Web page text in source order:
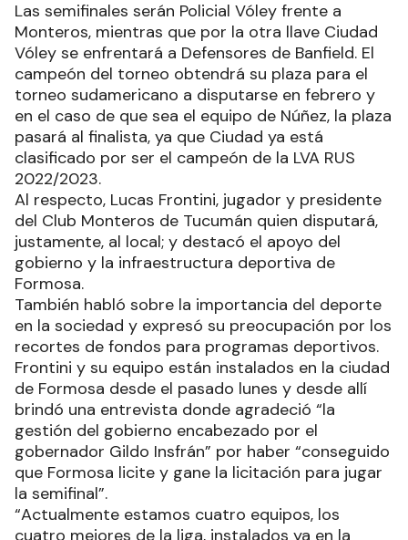
Las semifinales serán Policial Vóley frente a
Monteros, mientras que por la otra llave Ciudad
Vóley se enfrentará a Defensores de Banfield. El
campeón del torneo obtendrá su plaza para el
torneo sudamericano a disputarse en febrero y
en el caso de que sea el equipo de Núñez, la plaza
pasará al finalista, ya que Ciudad ya está
clasificado por ser el campeón de la LVA RUS
2022/2023.
Al respecto, Lucas Frontini, jugador y presidente
del Club Monteros de Tucumán quien disputará,
justamente, al local; y destacó el apoyo del
gobierno y la infraestructura deportiva de
Formosa.
También habló sobre la importancia del deporte
en la sociedad y expresó su preocupación por los
recortes de fondos para programas deportivos.
Frontini y su equipo están instalados en la ciudad
de Formosa desde el pasado lunes y desde allí
brindó una entrevista donde agradeció “la
gestión del gobierno encabezado por el
gobernador Gildo Insfrán” por haber “conseguido
que Formosa licite y gane la licitación para jugar
la semifinal”.
“Actualmente estamos cuatro equipos, los
cuatro mejores de la liga, instalados ya en la